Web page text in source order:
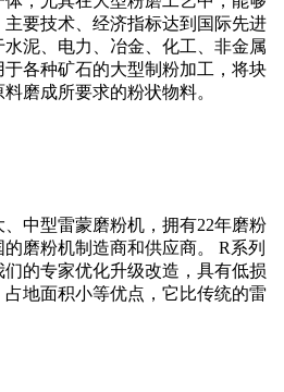
要技术、经济指标达到国际先进
泥、电力、冶金、化工、非金属
各种矿石的大型制粉加工，将块
磨成所要求的粉状物料。
中型雷蒙磨粉机，拥有22年磨粉
磨粉机制造商和供应商。 R系列
的专家优化升级改造，具有低损
地面积小等优点，它比传统的雷